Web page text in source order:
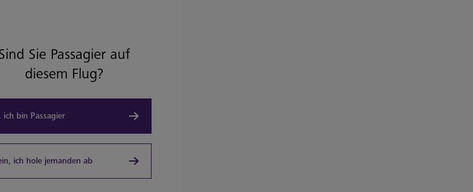
Sie Passagier auf
diesem Flug?
ich bin Passagier
ich hole jemanden ab